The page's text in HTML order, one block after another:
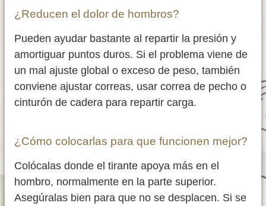
¿Reducen el dolor de hombros?
Pueden ayudar bastante al repartir la presión y
amortiguar puntos duros. Si el problema viene de
un mal ajuste global o exceso de peso, también
conviene ajustar correas, usar correa de pecho o
cinturón de cadera para repartir carga.
¿Cómo colocarlas para que funcionen mejor?
Colócalas donde el tirante apoya más en el
hombro, normalmente en la parte superior.
Asegúralas bien para que no se desplacen. Si se